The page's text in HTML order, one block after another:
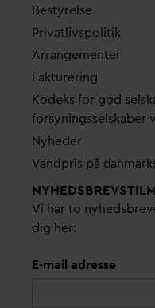
Bestyrelse
Privatlivspolitik
Arrangementer
Fakturering
Kodeks for god
forsyningsselskaber
Nyheder
Vandpris på d
Vi har to
dig her:
E-mail adresse